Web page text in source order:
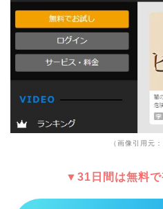
（画像引用元
▼31日間は無料